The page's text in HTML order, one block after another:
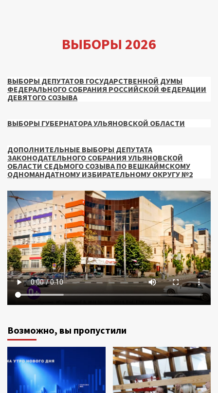
ВЫБОРЫ 2026
ВЫБОРЫ ДЕПУТАТОВ ГОСУДАРСТВЕННОЙ ДУМЫ
ФЕДЕРАЛЬНОГО СОБРАНИЯ РОССИЙСКОЙ ФЕДЕРАЦИИ
ДЕВЯТОГО СОЗЫВА
ВЫБОРЫ ГУБЕРНАТОРА УЛЬЯНОВСКОЙ ОБЛАСТИ
ДОПОЛНИТЕЛЬНЫЕ ВЫБОРЫ ДЕПУТАТА
ЗАКОНОДАТЕЛЬНОГО СОБРАНИЯ УЛЬЯНОВСКОЙ
ОБЛАСТИ СЕДЬМОГО СОЗЫВА ПО ВЕШКАЙМСКОМУ
ОДНОМАНДАТНОМУ ИЗБИРАТЕЛЬНОМУ ОКРУГУ №2
Возможно, вы пропустили